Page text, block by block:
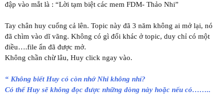
đập vào mắt là : “Lời tạm biệt các mem FDM- Thảo Nhi”
Tay chân huy cuống cả lên. Topic này đã 3 năm không ai mở lại, nó
đã chìm vào dĩ vãng. Không có gì đổi khác ở topic, duy chỉ có một
điều….file ẩn đã được mở.
Không chần chừ lâu, Huy click ngay vào.
“ Không biết Huy có còn nhớ Nhi không nhỉ?
Có thể Huy sẽ không đọc được những dòng này hoặc nếu có……..